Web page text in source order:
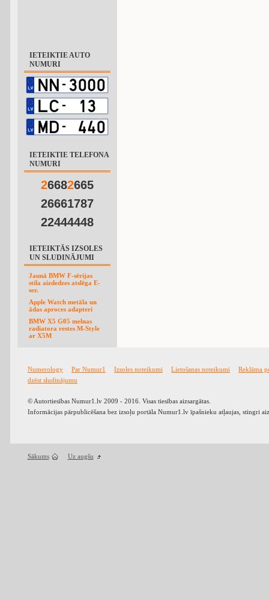
IETEIKTIE AUTO
NUMURI
IETEIKTIE TELEFONA
NUMURI
26682665
26661787
22444448
IETEIKTĀS IZSOLES
UN SLUDINĀJUMI
Jaunā BMW F-sērijas
stila aizdedzes atslēga E-
ser.
Apple Watch metāla un
ādas aproces adapteri
BMW X5 G05 melnas
radiatora restes M-Style
ar X5M
Numerology Par Numur1 Izsoles noteikumi Lietošanas noteikumi
Reklāma
dzēst sludinājumu
© Autortiesības Numur1.lv 2009 - 2016. Visas tiesības aizsargātas.
Informācijas pārpublicēšana bez izsoļu portāla Numur1.lv īpašnieku atļaujas, stingri
Sākums Uz augšu